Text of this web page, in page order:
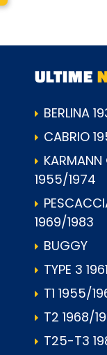
ULTIME
BERLINA
CABRIO
KARMANN
1955/1974
1969/1983
BUGGY
TYPE 3
T1 1955/
T2 1968/
T25-T3